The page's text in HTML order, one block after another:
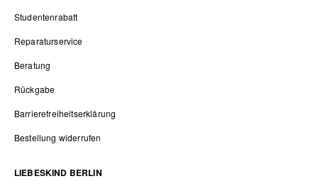
Studentenrabatt
Reparaturservice
Beratung
Rückgabe
Barrierefreiheitserklärung
Bestellung widerrufen
LIEBESKIND BERLIN